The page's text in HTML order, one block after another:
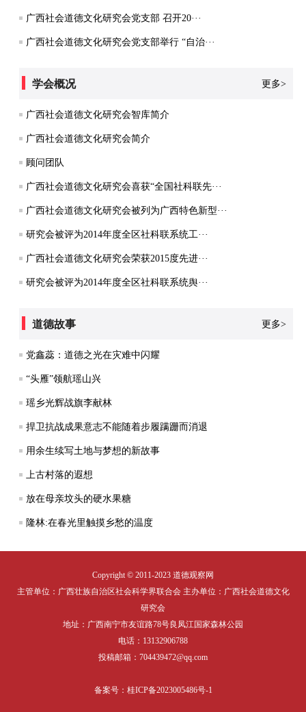
广西社会道德文化研究会党支部 召开20···
广西社会道德文化研究会党支部举行 “自治···
学会概况 更多>
广西社会道德文化研究会智库简介
广西社会道德文化研究会简介
顾问团队
广西社会道德文化研究会喜获“全国社科联先···
广西社会道德文化研究会被列为广西特色新型···
研究会被评为2014年度全区社科联系统工···
广西社会道德文化研究会荣获2015度先进···
研究会被评为2014年度全区社科联系统舆···
道德故事 更多>
党鑫蕊：道德之光在灾难中闪耀
“头雁”领航瑶山兴
瑶乡光辉战旗李献林
捍卫抗战成果意志不能随着步履蹒跚而消退
用余生续写土地与梦想的新故事
上古村落的遐想
放在母亲坟头的硬水果糖
隆林:在春光里触摸乡愁的温度
Copyright © 2011-2023 道德观察网
主管单位：广西壮族自治区社会科学界联合会 主办单位：广西社会道德文化
研究会
地址：广西南宁市友谊路78号良凤江国家森林公园
电话：13132906788
投稿邮箱：704439472@qq.com
备案号： 桂ICP备2023005486号-1